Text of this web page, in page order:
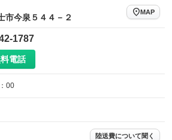
市今泉５４４－２
MAP
1787
電話
00
陸送費について聞く